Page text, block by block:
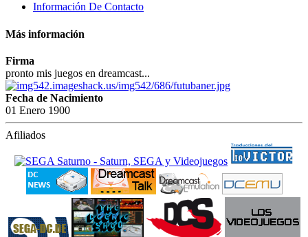
Información De Contacto
Más información
Firma
pronto mis juegos en dreamcast...
Fecha de Nacimiento
01 Enero 1900
Afiliados